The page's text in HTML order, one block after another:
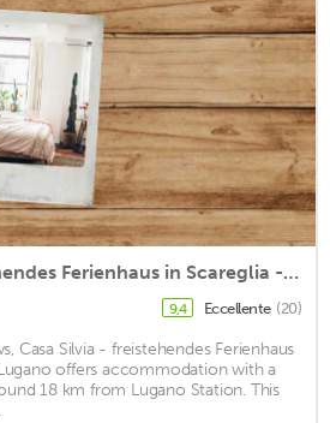
Casa Silvia - freistehendes Ferienhaus in Scareglia - Valcolla - Lugano
9,4 Eccellente (20)
Casa Silvia - freistehendes Ferienhaus
offers accommodation with a
18 km from Lugano Station. This